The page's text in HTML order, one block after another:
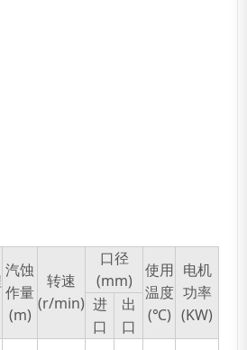
汽蚀
作量
(m)
转速
(r/min)
口径
(mm)
使用
温度
(℃)
电机
功率
(KW)
进
口
出
口